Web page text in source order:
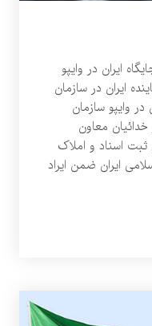
ایران در وایپو
ایران در سازمان
وایپو سازمان
معاون
اسناد و املاک
ایران ضمن ایراد